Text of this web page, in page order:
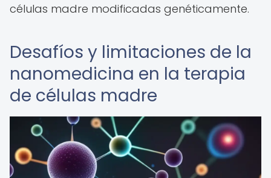
células madre modificadas genéticamente.
Desafíos y limitaciones de la
nanomedicina en la terapia
de células madre